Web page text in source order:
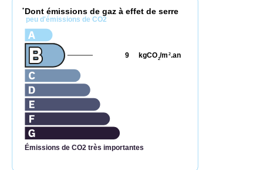
* Dont émissions de gaz à effet de serre
peu d'émissions de CO2
Émissions de CO2 très importantes
kgCO2/m 2.an
9